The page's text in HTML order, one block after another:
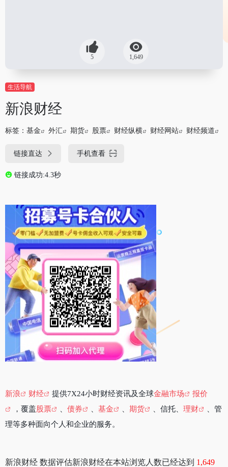
5 1,649
生活导航
新浪财经
标签： 基金 外汇 期货 股票 财经纵横 财经网站 财经频道
链接直达 手机查看
链接成功:4.3秒
新浪 财经 提供7X24小时财经资讯及全球金融市场
报价
，覆盖 股票 债券 基金 期货 、信托、 理财
、管
理等多种面向个人和企业的服务。
新浪财经 数据评估新浪财经在本站浏览人数已经达到 1,649